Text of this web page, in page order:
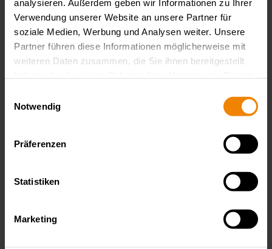
analysieren. Außerdem geben wir Informationen zu Ihrer
Verwendung unserer Website an unsere Partner für
soziale Medien, Werbung und Analysen weiter. Unsere
Partner führen diese Informationen möglicherweise mit
weiteren Daten zusammen, die Sie ihnen bereitgestellt
Notwendig
Präferenzen
Statistiken
Marketing
Emobility